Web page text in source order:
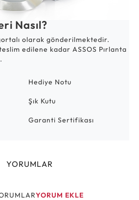
Nasıl?
olarak gönderilmektedir.
edilene kadar ASSOS Pırlanta
Hediye Notu
Şık Kutu
Garanti Sertifikası
YORUMLAR
YORUM EKLE